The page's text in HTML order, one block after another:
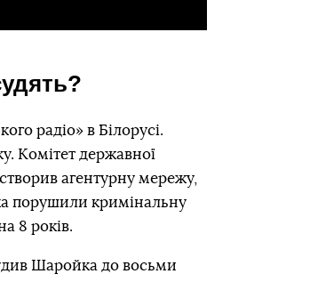
радіо» в Білорусі.
Комітет державної
агентурну мережу,
порушили кримінальну
8 років.
Шаройка до восьми